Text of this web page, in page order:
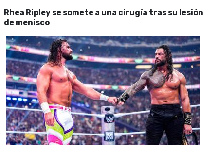
Rhea Ripley se somete a una cirugía tras su lesión
de menisco